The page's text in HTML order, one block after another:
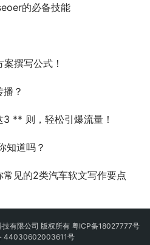
的必备技能
撰写公式！
？
** 则，轻松引爆流量！
知道吗？
见的2类汽车软文写作要点
有限公司 版权所有 粤ICP备18027777号
44030602003611号